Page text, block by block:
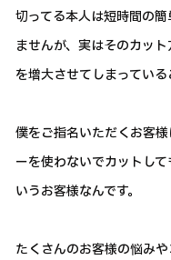
切ってる本人は短時間の
ませんが、実はそのカッ
を増大させてしまってい
僕をご指名いただくお客
ーを使わないでカットし
いうお客様なんです。
たくさんのお客様の悩み